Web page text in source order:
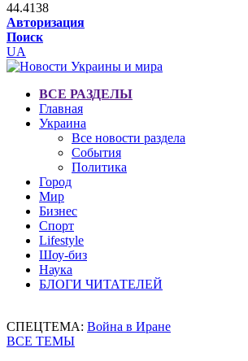
44.4138
Авторизация
Поиск
UA
ВСЕ РАЗДЕЛЫ
Главная
Украина
Все новости раздела
События
Политика
Город
Мир
Бизнес
Спорт
Lifestyle
Шоу-биз
Наука
БЛОГИ ЧИТАТЕЛЕЙ
СПЕЦТЕМА: Война в Иране
ВСЕ ТЕМЫ